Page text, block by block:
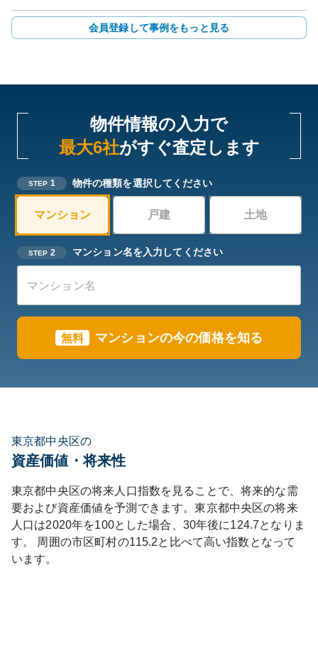
会員登録して事例をもっと見る
物件情報の入力で
最大6社がすぐ査定します
STEP 1 物件の種類を選択してください
マンション 戸建 土地
STEP 2 マンション名を入力してください
無料 マンションの今の価格を知る
東京都中央区の
資産価値・将来性
東京都中央区の将来人口指数を見ることで、将来的な需
要および資産価値を予測できます。東京都中央区の将来
人口は2020年を100とした場合、30年後に124.7となりま
す。
周囲の市区町村の115.2と比べて高い指数となって
います。